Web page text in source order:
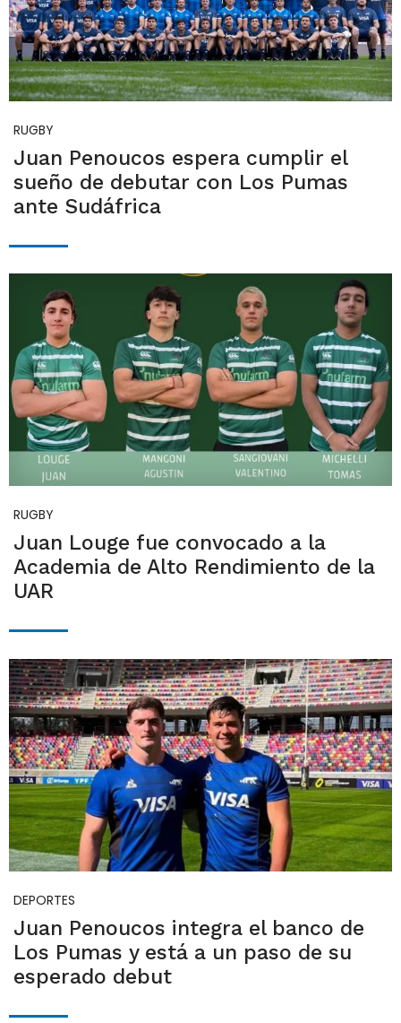
RUGBY
Juan Penoucos espera cumplir el
sueño de debutar con Los Pumas
ante Sudáfrica
RUGBY
Juan Louge fue convocado a la
Academia de Alto Rendimiento de la
UAR
DEPORTES
Juan Penoucos integra el banco de
Los Pumas y está a un paso de su
esperado debut